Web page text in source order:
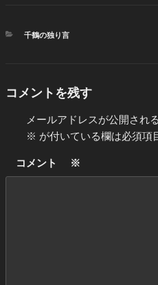
カ
千鶴の独り言
コメントを残す
メールアドレスが公開され
※ が付いている欄は必須項
コメント ※